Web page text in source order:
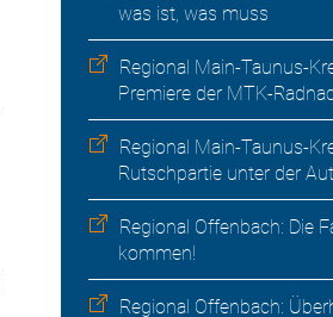
was ist, was muss
Regional Main-Taunus-
Premiere der MTK-
Regional Main-Taunus-
Rutschpartie unter der
Regional Offenbach: Die
kommen!
Regional Offenbach: